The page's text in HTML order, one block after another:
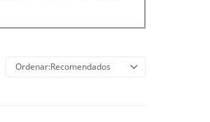
Recomendados